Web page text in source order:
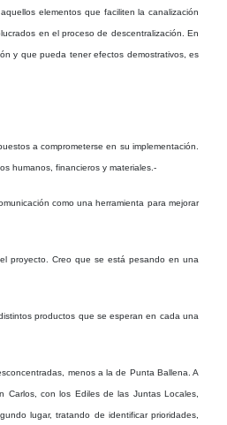
elementos que faciliten la canalización
en el proceso de descentralización. En
y que pueda tener efectos demostrativos, es
a comprometerse en su implementación.
humanos, financieros y materiales.-
como una herramienta para mejorar
proyecto. Creo que se está pesando en una
productos que se esperan en cada una
menos a la de Punta Ballena. A
Carlos, con los Ediles de las Juntas Locales,
lugar, tratando de identificar prioridades,